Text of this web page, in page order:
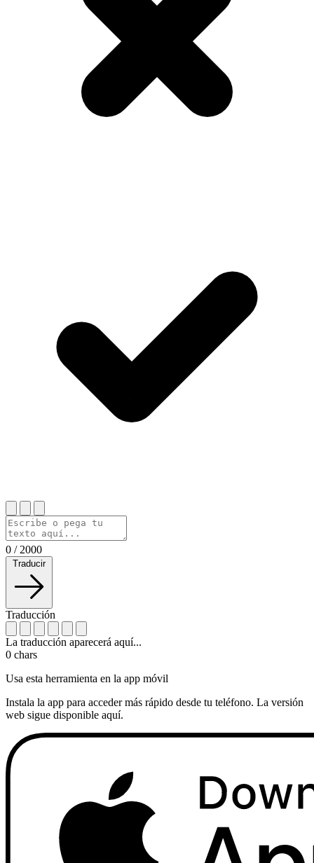
0 / 2000
Traducir
Traducción
La traducción aparecerá aquí...
0 chars
Usa esta herramienta en la app móvil
Instala la app para acceder más rápido desde tu teléfono. La versión
web sigue disponible aquí.